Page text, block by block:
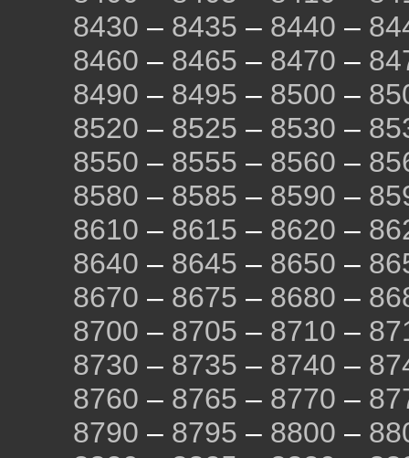
8430 – 8435 – 8440 –
8460 – 8465 – 8470 –
8490 – 8495 – 8500 –
8520 – 8525 – 8530 –
8550 – 8555 – 8560 –
8580 – 8585 – 8590 –
8610 – 8615 – 8620 –
8640 – 8645 – 8650 –
8670 – 8675 – 8680 –
8700 – 8705 – 8710 –
8730 – 8735 – 8740 –
8760 – 8765 – 8770 –
8790 – 8795 – 8800 –